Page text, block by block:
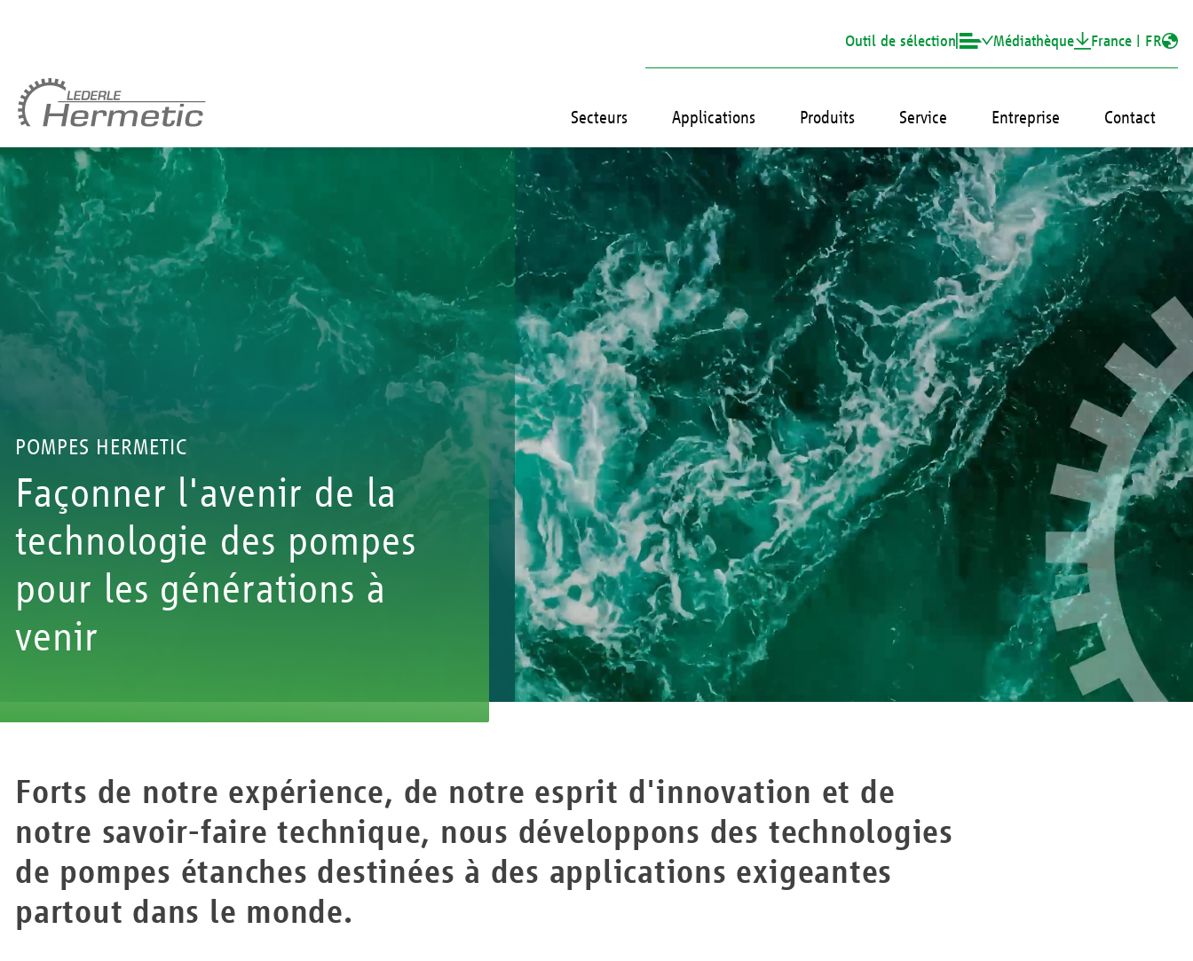
Outil de sélection Médiathèque France | FR
Secteurs Applications Produits Service Entreprise Contact
POMPES HERMETIC
Façonner l'avenir de la
technologie des pompes
pour les générations à
venir
Forts de notre expérience, de notre esprit d'innovation et de
notre savoir-faire technique, nous développons des technologies
de pompes étanches destinées à des applications exigeantes
partout dans le monde.